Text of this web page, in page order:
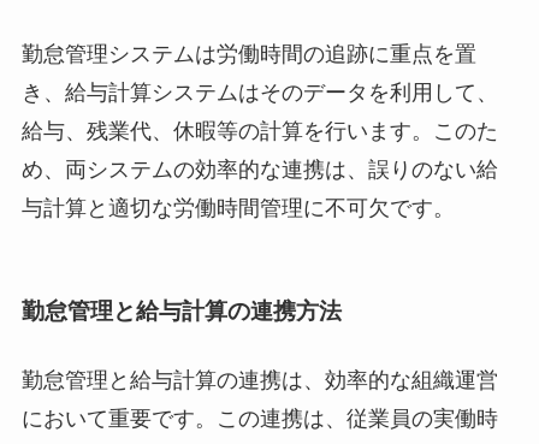
勤怠管理システムは労働時間の追跡に重点を置
き、給与計算システムはそのデータを利用して、
給与、残業代、休暇等の計算を行います。このた
め、両システムの効率的な連携は、誤りのない給
与計算と適切な労働時間管理に不可欠です。
勤怠管理と給与計算の連携方法
勤怠管理と給与計算の連携は、効率的な組織運営
において重要です。この連携は、従業員の実働時